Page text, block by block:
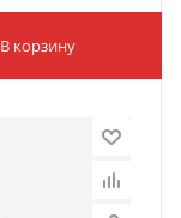
В корзину